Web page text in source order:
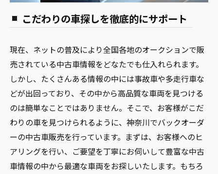
こだわりの車探しを徹底的にサポート
現在、ネットの普及により全国各地のオークションで販
売されている中古車情報をどなたでも仕入れられます。
しかし、たくさんある情報の中には事故車や多走行車な
どが出回っており、その中から高品質な車両を見つける
のは簡単なことではありません。そこで、お客様がこだ
わりの車を見つけられるように、神奈川でバックオーダ
ーの中古車販売を行っています。まずは、お客様へのヒ
アリングを行い、ご要望を丁寧にお伺いして豊富な中古
車情報の中から最適な車両をお探しいたします。もちろ